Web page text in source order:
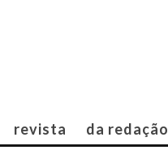
revista da redação